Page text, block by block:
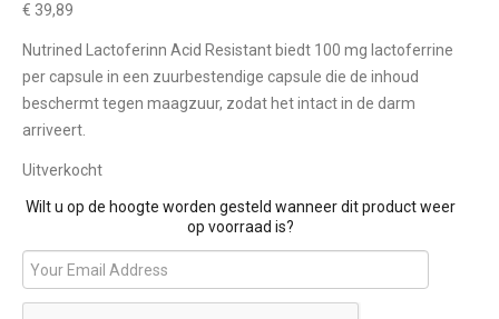
€ 39,89
Nutrined Lactoferinn Acid Resistant biedt 100 mg lactoferrine
per capsule in een zuurbestendige capsule die de inhoud
beschermt tegen maagzuur, zodat het intact in de darm
arriveert.
Uitverkocht
Wilt u op de hoogte worden gesteld wanneer dit product weer
op voorraad is?